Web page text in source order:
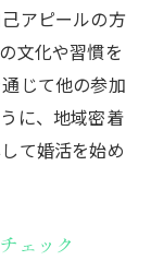
ク
のポイント
ンドセット
心構え
アピールの方
文化や習慣を
じて他の参加
に、地域密着
て婚活を始め
ェック